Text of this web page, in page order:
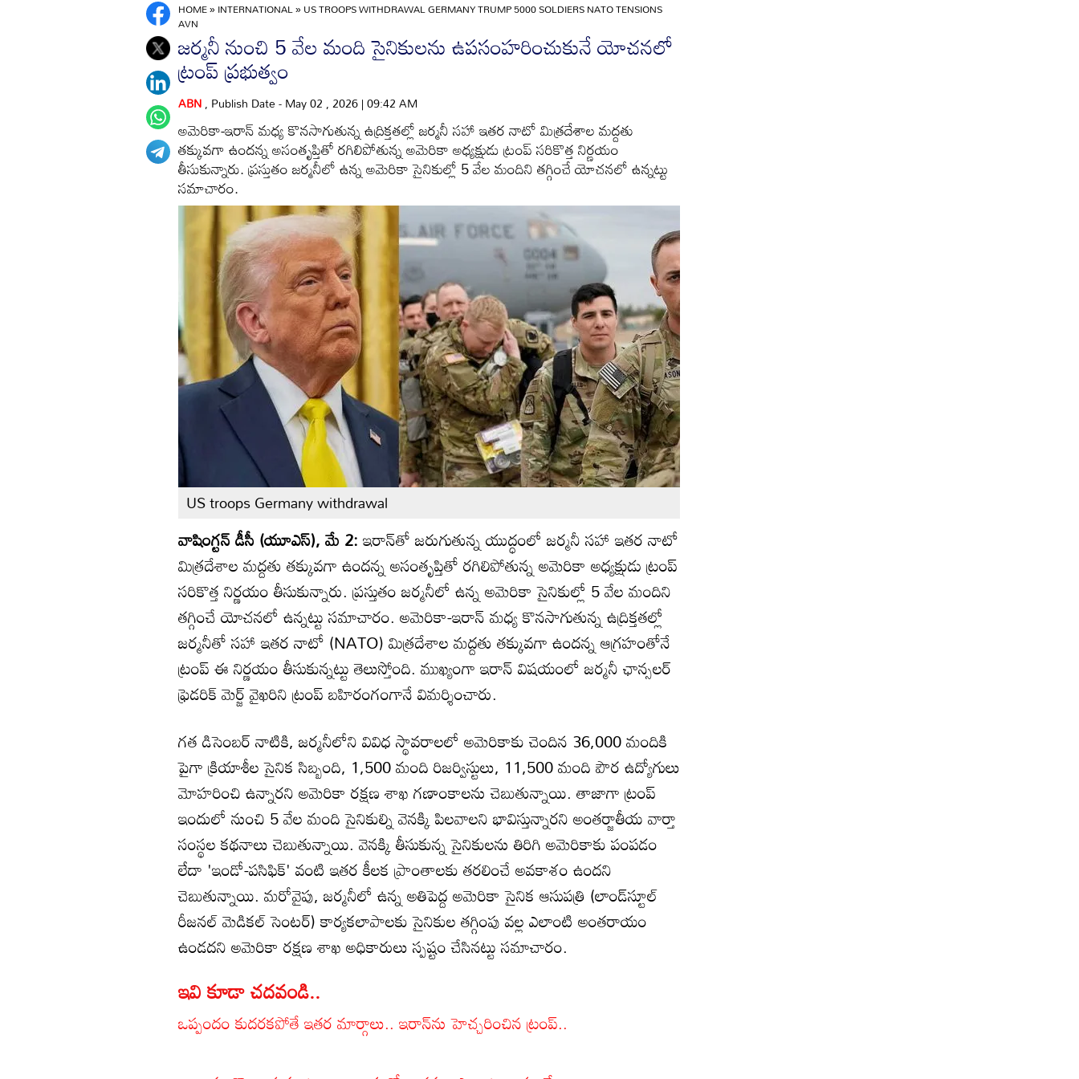
HOME»INTERNATIONAL»US TROOPS WITHDRAWAL GERMANY TRUMP 5000 SOLDIERS NATO TENSIONS
AVN
జర్మనీ నుంచి 5 వేల మంది సైనికులను ఉపసంహరించుకునే యోచనలో
ట్రంప్ ప్రభుత్వం
ABN, Publish Date - May 02 , 2026 | 09:42 AM
అమెరికా-ఇరాన్ మధ్య కొనసాగుతున్న ఉద్రిక్తతల్లో జర్మనీ సహా ఇతర నాటో మిత్రదేశాల మద్దతు
తక్కువగా ఉందన్న అసంతృప్తితో రగిలిపోతున్న అమెరికా అధ్యక్షుడు ట్రంప్ సరికొత్త నిర్ణయం
తీసుకున్నారు. ప్రస్తుతం జర్మనీలో ఉన్న అమెరికా సైనికుల్లో 5 వేల మందిని తగ్గించే యోచనలో ఉన్నట్టు
సమాచారం.
US troops Germany withdrawal
వాషింగ్టన్ డీసీ (యూఎస్), మే 2:ఇరాన్‌తో జరుగుతున్న యుద్ధంలో జర్మనీ సహా ఇతర నాటో
మిత్రదేశాల మద్దతు తక్కువగా ఉందన్న అసంతృప్తితో రగిలిపోతున్న అమెరికా అధ్యక్షుడు ట్రంప్
సరికొత్త నిర్ణయం తీసుకున్నారు. ప్రస్తుతం జర్మనీలో ఉన్న అమెరికా సైనికుల్లో 5 వేల మందిని
తగ్గించే యోచనలో ఉన్నట్టు సమాచారం. అమెరికా-ఇరాన్ మధ్య కొనసాగుతున్న ఉద్రిక్తతల్లో
జర్మనీతో సహా ఇతర నాటో (NATO) మిత్రదేశాల మద్దతు తక్కువగా ఉందన్న ఆగ్రహంతోనే
ట్రంప్ ఈ నిర్ణయం తీసుకున్నట్టు తెలుస్తోంది. ముఖ్యంగా ఇరాన్ విషయంలో జర్మనీ ఛాన్సలర్
ఫ్రెడరిక్ మెర్జ్ వైఖరిని ట్రంప్ బహిరంగంగానే విమర్శించారు.
గత డిసెంబర్ నాటికి, జర్మనీలోని వివిధ స్థావరాలలో అమెరికాకు చెందిన 36,000 మందికి
పైగా క్రియాశీల సైనిక సిబ్బంది, 1,500 మంది రిజర్విస్టులు, 11,500 మంది పౌర ఉద్యోగులు
మోహరించి ఉన్నారని అమెరికా రక్షణ శాఖ గణాంకాలను చెబుతున్నాయి. తాజాగా ట్రంప్
ఇందులో నుంచి 5 వేల మంది సైనికుల్ని వెనక్కి పిలవాలని భావిస్తున్నారని అంతర్జాతీయ వార్తా
సంస్థల కథనాలు చెబుతున్నాయి. వెనక్కి తీసుకున్న సైనికులను తిరిగి అమెరికాకు పంపడం
లేదా 'ఇండో-పసిఫిక్' వంటి ఇతర కీలక ప్రాంతాలకు తరలించే అవకాశం ఉందని
చెబుతున్నాయి. మరోవైపు, జర్మనీలో ఉన్న అతిపెద్ద అమెరికా సైనిక ఆసుపత్రి (లాండ్‌స్టూల్
రీజనల్ మెడికల్ సెంటర్) కార్యకలాపాలకు సైనికుల తగ్గింపు వల్ల ఎలాంటి అంతరాయం
ఉండదని అమెరికా రక్షణ శాఖ అధికారులు స్పష్టం చేసినట్టు సమాచారం.
ఇవి కూడా చదవండి..
ఒప్పందం కుదరకపోతే ఇతర మార్గాలు.. ఇరాన్‌ను హెచ్చరించిన ట్రంప్..